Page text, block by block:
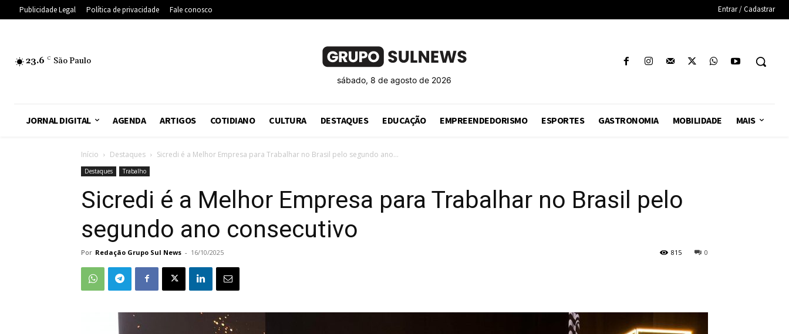
Publicidade Legal Política de privacidade Fale conosco Entrar / Cadastrar
23.6 C São Paulo
sábado, 8 de agosto de 2026
JORNAL DIGITAL AGENDA ARTIGOS COTIDIANO CULTURA DESTAQUES EDUCAÇÃO EMPREENDEDORISMO ESPORTES GASTRONOMIA MOBILIDADE MAIS
Início Destaques Sicredi é a Melhor Empresa para Trabalhar no Brasil pelo segundo ano...
Destaques Trabalho
Sicredi é a Melhor Empresa para Trabalhar no Brasil pelo
segundo ano consecutivo
Por Redação Grupo Sul News - 16/10/2025 0
815